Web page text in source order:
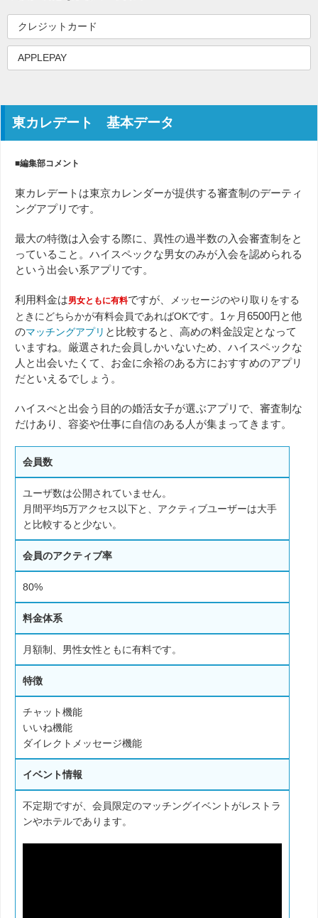
クレジットカード
APPLEPAY
東カレデート 基本データ
■編集部コメント
東カレデートは東京カレンダーが提供する審査制のデーティ
ングアプリです。
最大の特徴は入会する際に、異性の過半数の入会審査制をと
っていること。ハイスペックな男女のみが入会を認められる
という出会い系アプリです。
利用料金は男女ともに有料ですが、
メッセージのやり取りをする
ときにどちらかが有料会員であればOKです。1ヶ月6500円と他
のマッチングアプリ と比較すると、高めの料金設定となって
いますね。厳選された会員しかいないため、ハイスペックな
人と出会いたくて、お金に余裕のある方におすすめのアプリ
だといえるでしょう。
ハイスぺと出会う目的の婚活女子が選ぶアプリで、審査制な
だけあり、容姿や仕事に自信のある人が集まってきます。
会員数
ユーザ数は公開されていません。
月間平均5万アクセス以下と、アクティブユーザーは大手
と比較すると少ない。
会員のアクティブ率
80%
料金体系
月額制、男性女性ともに有料です。
特徴
チャット機能
いいね機能
ダイレクトメッセージ機能
イベント情報
不定期ですが、会員限定のマッチングイベントがレストラ
ンやホテルであります。